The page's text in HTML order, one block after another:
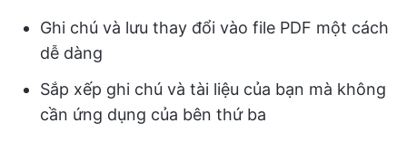
Ghi chú và lưu thay đổi vào file PDF một cách
dễ dàng
Sắp xếp ghi chú và tài liệu của bạn mà không
cần ứng dụng của bên thứ ba